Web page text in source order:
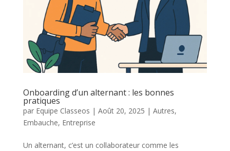
Onboarding d’un alternant : les bonnes
pratiques
par Equipe Classeos | Août 20, 2025 | Autres,
Embauche, Entreprise
Un alternant, c’est un collaborateur comme les